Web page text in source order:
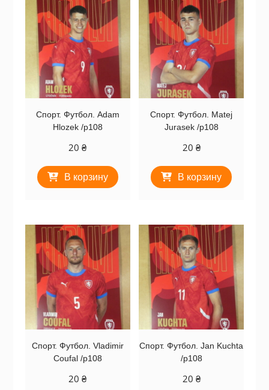
Спорт. Футбол. Adam
Hlozek /p108
20₴
В корзину
Спорт. Футбол. Matej
Jurasek /p108
20 ₴
В корзину
Спорт. Футбол. Vladimir
Coufal /p108
20₴
Спорт. Футбол. Jan Kuchta
/p108
20 ₴